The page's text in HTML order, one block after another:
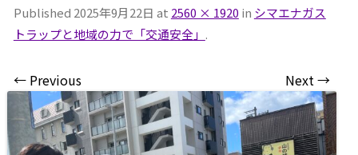
Published 2025年9月22日 at 2560 × 1920 in シマエナガス
トラップと地域の力で「交通安全」 .
← Previous Next →